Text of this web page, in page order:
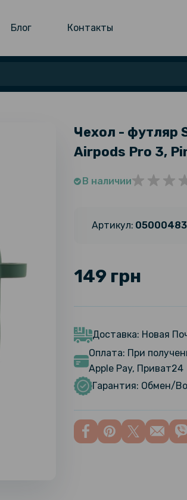
Блог Контакты
Чехол - футляр
Airpods Pro 3,
В наличии
Артикул:
149 грн
Доставка: Новая
Оплата: При
Apple Pay, Приват24
Гарантия: Обмен/